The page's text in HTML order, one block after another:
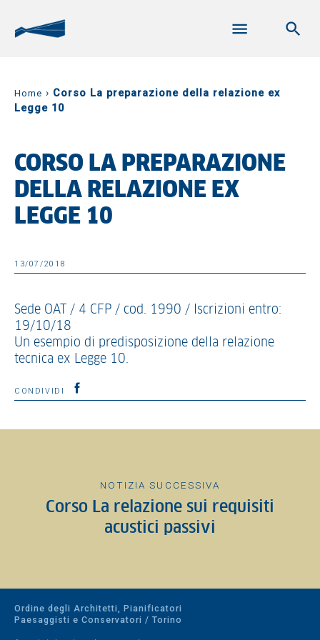
Home › Corso La preparazione della relazione ex
Legge 10
CORSO LA PREPARAZIONE
DELLA RELAZIONE EX
LEGGE 10
13/07/2018
Sede OAT / 4 CFP / cod. 1990 / Iscrizioni entro:
19/10/18
Un esempio di predisposizione della relazione
tecnica ex Legge 10.
CONDIVIDI
NOTIZIA SUCCESSIVA
Corso La relazione sui requisiti
acustici passivi
Ordine degli Architetti, Pianificatori
Paesaggisti e Conservatori / Torino